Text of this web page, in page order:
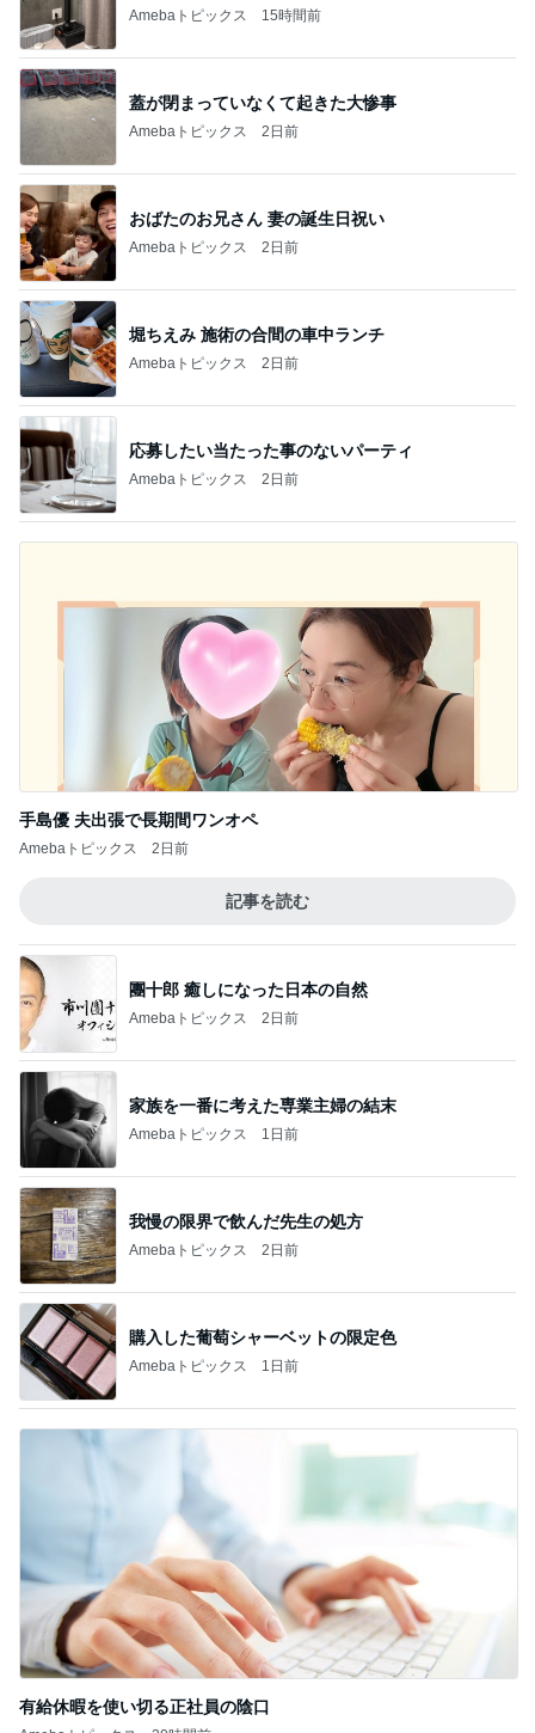
Amebaトピックス 15時間前
蓋が閉まっていなくて起きた大惨事
Amebaトピックス 2日前
おばたのお兄さん 妻の誕生日祝い
Amebaトピックス 2日前
堀ちえみ 施術の合間の車中ランチ
Amebaトピックス 2日前
応募したい当たった事のないパーティ
Amebaトピックス 2日前
手島優 夫出張で長期間ワンオペ
Amebaトピックス 2日前
記事を読む
團十郎 癒しになった日本の自然
Amebaトピックス 2日前
家族を一番に考えた専業主婦の結末
Amebaトピックス 1日前
我慢の限界で飲んだ先生の処方
Amebaトピックス 2日前
購入した葡萄シャーベットの限定色
Amebaトピックス 1日前
有給休暇を使い切る正社員の陰口